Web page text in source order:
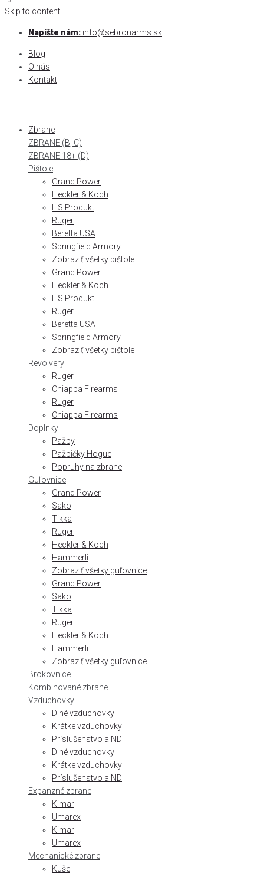
Skip to content
Napíšte nám: info@sebronarms.sk
Blog
O nás
Kontakt
Zbrane
ZBRANE (B, C)
ZBRANE 18+ (D)
Pištole
Grand Power
Heckler & Koch
HS Produkt
Ruger
Beretta USA
Springfield Armory
Zobraziť všetky pištole
Grand Power
Heckler & Koch
HS Produkt
Ruger
Beretta USA
Springfield Armory
Zobraziť všetky pištole
Revolvery
Ruger
Chiappa Firearms
Ruger
Chiappa Firearms
Doplnky
Pažby
Pažbičky Hogue
Popruhy na zbrane
Guľovnice
Grand Power
Sako
Tikka
Ruger
Heckler & Koch
Hammerli
Zobraziť všetky guľovnice
Grand Power
Sako
Tikka
Ruger
Heckler & Koch
Hammerli
Zobraziť všetky guľovnice
Brokovnice
Kombinované zbrane
Vzduchovky
Dlhé vzduchovky
Krátke vzduchovky
Príslušenstvo a ND
Dlhé vzduchovky
Krátke vzduchovky
Príslušenstvo a ND
Expanzné zbrane
Kimar
Umarex
Kimar
Umarex
Mechanické zbrane
Kuše